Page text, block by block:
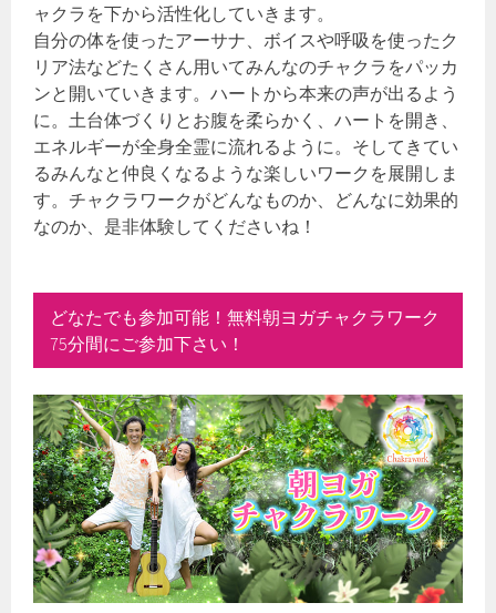
ャクラを下から活性化していきます。
自分の体を使ったアーサナ、ボイスや呼吸を使ったク
リア法などたくさん用いてみんなのチャクラをパッカ
ンと開いていきます。ハートから本来の声が出るよう
に。土台体づくりとお腹を柔らかく、ハートを開き、
エネルギーが全身全霊に流れるように。そしてきてい
るみんなと仲良くなるような楽しいワークを展開しま
す。チャクラワークがどんなものか、どんなに効果的
なのか、是非体験してくださいね！
どなたでも参加可能！無料朝ヨガチャクラワーク
75分間にご参加下さい！